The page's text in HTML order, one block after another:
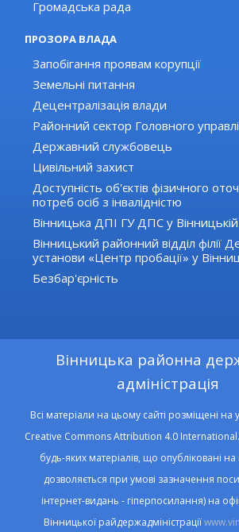
Громадська рада
ПРОЗОРА ВЛАДА
Запобігання проявам корупції
Земельні питання
Децентралізація влади
Районний сектор Головного
Державний службовець
Цивільний захист
Доступність об'єктів фізичного
потреб осіб з інвалідністю
Вінницька ДПІ ГУ ДПС у Вінницькій
Вінницький районний відділ філії
установи «Центр пробації» у
Безбар'єрність
Вінницька районна
адміністрація
Всі матеріали на цьому сайті розміщені на
Creative Commons Attribution 4.0
будь-яких матеріалів, що опубліковані на
дозволяється при умові зазначення
інтернет-видань - гіперпосилання) на
Вінницької райдержадміністрації